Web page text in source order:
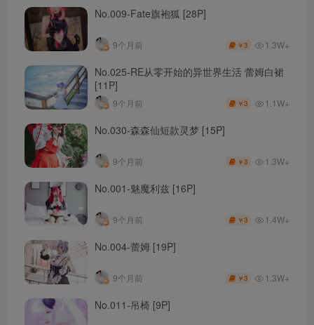
No.009-Fate旗袍狐 [28P]
9个月前 ￥3 1.3W+
No.025-RE从零开始的异世界生活 蕾姆白裙
[11P]
9个月前 ￥3 1.1W+
No.030-森森仙短款灵梦 [15P]
9个月前 ￥3 1.3W+
No.001-魅魔利兹 [16P]
9个月前 ￥3 1.4W+
No.004-蕾姆 [19P]
9个月前 ￥3 1.3W+
No.011-吊椅 [9P]